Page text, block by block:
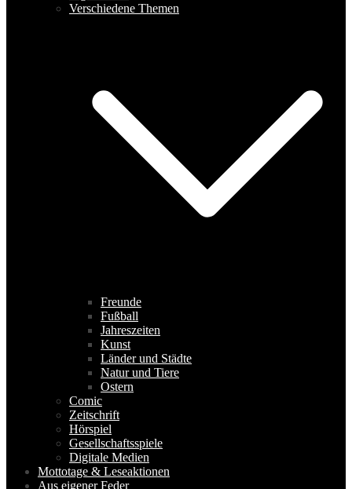
Verschiedene Themen
Freunde
Fußball
Jahreszeiten
Kunst
Länder und Städte
Natur und Tiere
Ostern
Comic
Zeitschrift
Hörspiel
Gesellschaftsspiele
Digitale Medien
Mottotage & Leseaktionen
Aus eigener Feder